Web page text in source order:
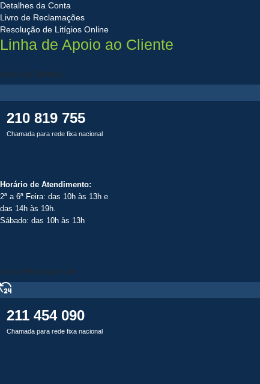
Detalhes da Conta
Livro de Reclamações
Resolução de Litígios Online
Linha de Apoio ao Cliente
Apoio Via Telefone
210 819 755
Chamada para rede fixa nacional
Horário de Atendimento:
2ª a 6ª Feira: das 10h às 13h e
das 14h às 19h.
Sábado: das 10h às 13h
Linha Enfermagem 24h
211 454 090
Chamada para rede fixa nacional